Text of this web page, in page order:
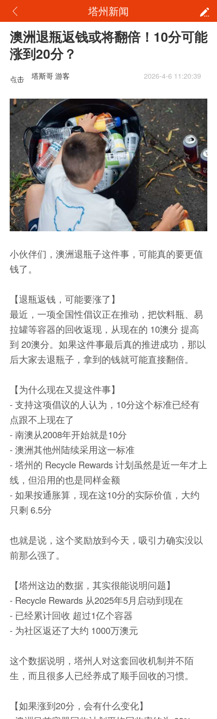
塔州新闻
澳洲退瓶返钱或将翻倍！10分可能
涨到20分？
点击
重新
加载
塔斯哥 游客 2026-4-6 11:20:39
小伙伴们，澳洲退瓶子这件事，可能真的要更值
钱了。
【退瓶返钱，可能要涨了】
最近，一项全国性倡议正在推动，把饮料瓶、易
拉罐等容器的回收返现，从现在的 10澳分 提高
到 20澳分。如果这件事最后真的推进成功，那以
后大家去退瓶子，拿到的钱就可能直接翻倍。
【为什么现在又提这件事】
- 支持这项倡议的人认为，10分这个标准已经有
点跟不上现在了
- 南澳从2008年开始就是10分
- 澳洲其他州陆续采用这一标准
- 塔州的 Recycle Rewards 计划虽然是近一年才上
线，但沿用的也是同样金额
- 如果按通胀算，现在这10分的实际价值，大约
只剩 6.5分
也就是说，这个奖励放到今天，吸引力确实没以
前那么强了。
【塔州这边的数据，其实很能说明问题】
- Recycle Rewards 从2025年5月启动到现在
- 已经累计回收 超过1亿个容器
- 为社区返还了大约 1000万澳元
这个数据说明，塔州人对这套回收机制并不陌
生，而且很多人已经养成了顺手回收的习惯。
【如果涨到20分，会有什么变化】